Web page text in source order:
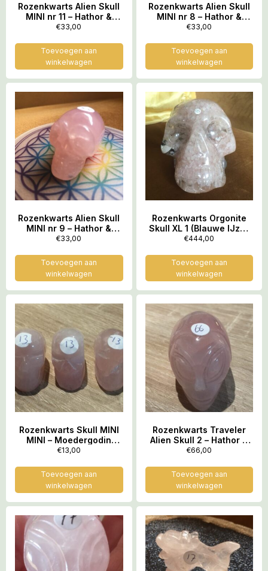
Rozenkwarts Alien Skull
MINI nr 11 – Hathor &
Venus – Gouden LeMUria
€33,00
Toevoegen aan
winkelwagen
Rozenkwarts Alien Skull
MINI nr 8 – Hathor &
Venus – Gouden LeMUria
€33,00
Toevoegen aan
winkelwagen
Rozenkwarts Alien Skull
MINI nr 9 – Hathor &
Venus – Gouden LeMUria
€33,00
Toevoegen aan
winkelwagen
Rozenkwarts Orgonite
Skull XL 1 (Blauwe IJzer
spiralen + Schelpen) –
(lxbrxh) – 2.3 kg
€444,00
Toevoegen aan
winkelwagen
Rozenkwarts Skull MINI
MINI – Moedergodin
Hathor Venus – Gouden
€13,00
Toevoegen aan
winkelwagen
Rozenkwarts Traveler
Alien Skull 2 – Hathor &
Venus – Gouden Elfen
€66,00
Toevoegen aan
winkelwagen